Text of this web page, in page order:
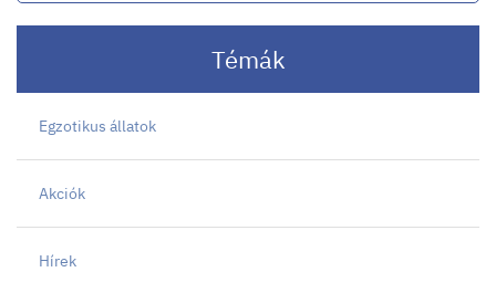
Témák
Egzotikus állatok
Akciók
Hírek